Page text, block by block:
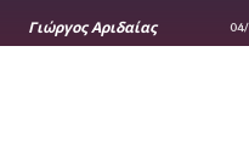
Γιώργος Αριδαίας